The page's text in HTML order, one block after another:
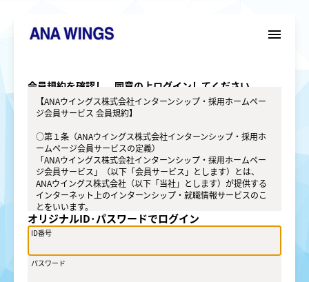
menu
会員規約を確認し、同意の上ログインしてください。
【ANAウイングス株式会社インターンシップ・採用ホームペー
ジ会員サービス 会員規約】
○第１条（ANAウイングス株式会社インターンシップ・採用ホ
ームページ会員サービスの定義）
「ANAウイングス株式会社インターンシップ・採用ホームペー
ジ会員サービス」（以下「会員サービス」とします）とは、
ANAウイングス株式会社（以下「当社」とします）が提供する
インターネット上のインターンシップ・就職情報サービスのこ
とをいいます。
○第２条（会員）
法によって「会員サービス」に登録を申し込み、当社がこれを
承認した方をいいます。
オリジナルID･パスワードでログイン
ID番号
パスワード